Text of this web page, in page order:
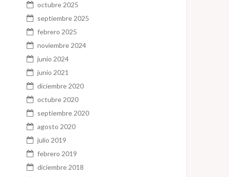
octubre 2025
septiembre 2025
febrero 2025
noviembre 2024
junio 2024
junio 2021
diciembre 2020
octubre 2020
septiembre 2020
agosto 2020
julio 2019
febrero 2019
diciembre 2018